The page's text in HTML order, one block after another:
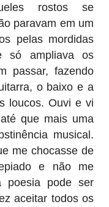
rostos se
paravam em um
pelas mordidas
só ampliava os
passar, fazendo
o baixo e a
loucos. Ouvi e vi
que mais uma
musical.
me chocasse de
e não me
poesia pode ser
aceitar todos os